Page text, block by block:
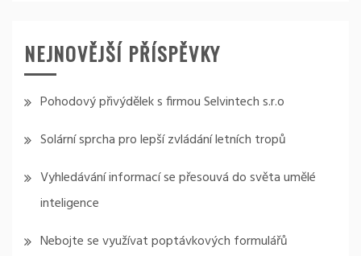
NEJNOVĚJŠÍ PŘÍSPĚVKY
Pohodový přivýdělek s firmou Selvintech s.r.o
Solární sprcha pro lepší zvládání letních tropů
Vyhledávání informací se přesouvá do světa umělé
inteligence
Nebojte se využívat poptávkových formulářů